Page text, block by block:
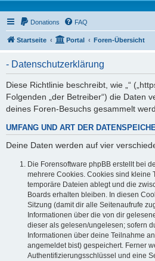
Donations FAQ
Startseite Portal Foren-Übersicht
- Datenschutzerklärung
Diese Richtlinie beschreibt, wie „“
Folgenden „der Betreiber“) die Daten
deines Foren-Besuchs gesammelt
UMFANG UND ART DER
Deine Daten werden auf vier
Die Forensoftware phpBB erstellt bei
mehrere Cookies. Cookies sind kleine
temporäre Dateien ablegt und die
Boards erhalten bleiben. In diesen
Sitzung (damit dir alle Seitenaufrufe
Informationen über die von dir
dieser als gelesen/ungelesen; sofern
Informationen über deine Teilnahme
angemeldet bist) gespeichert. Ferner
Authentifizierungsschlüssel und eine